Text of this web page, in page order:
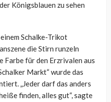
Königsblauen zu sehen
Schalke-Trikot
die Stirn runzeln
Farbe für den Erzrivalen aus
Markt“ wurde das
„Jeder darf das anders
finden, alles gut“, sagte